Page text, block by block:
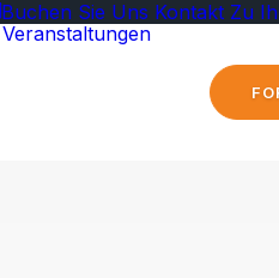
Buchen Sie Uns Kontakt Zu
Veranstaltungen